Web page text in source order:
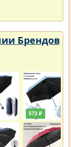
Брендов
572 ₽